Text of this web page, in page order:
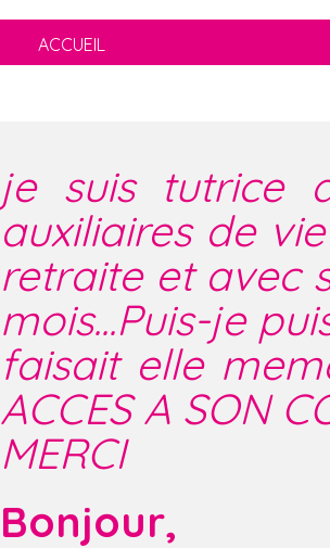
ACCUEIL
je suis tutrice
auxiliaires de
retraite et avec
mois...Puis-je
faisait elle
ACCES A SON
MERCI
Bonjour,